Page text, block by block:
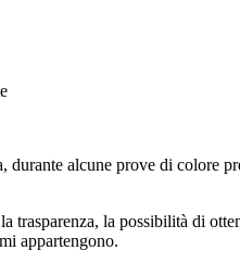
alcune prove di colore
la possibilità di
appartengono.